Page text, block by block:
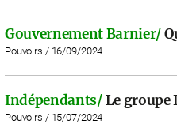
Gouvernement Barnier/
Pouvoirs / 16/09/2024
Indépendants/ Le groupe
Pouvoirs / 15/07/2024